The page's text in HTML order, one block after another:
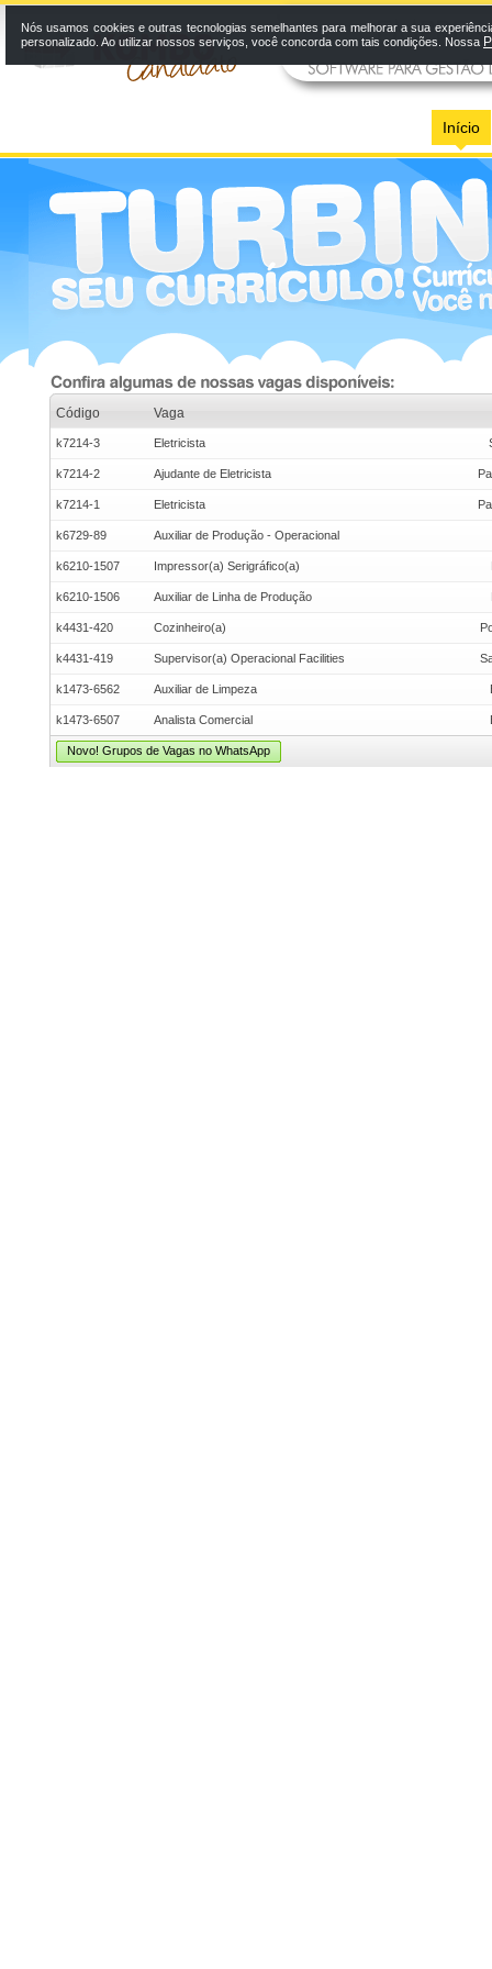
Início
Código Vaga
k7214-3 Eletricista
k7214-2 Ajudante de Eletricista
k7214-1 Eletricista
k6729-89 Auxiliar de Produção - Operacional
k6210-1507 Impressor(a) Serigráfico(a)
k6210-1506 Auxiliar de Linha de Produção
k4431-420 Cozinheiro(a)
k4431-419 Supervisor(a) Operacional Facilities
k1473-6562 Auxiliar de Limpeza
k1473-6507 Analista Comercial
Novo! Grupos de Vagas no WhatsApp
Nós usamos cookies e outras tecnologias semelhantes para melhorar a sua
personalizado. Ao utilizar nossos serviços, você concorda com tais condições. Nossa